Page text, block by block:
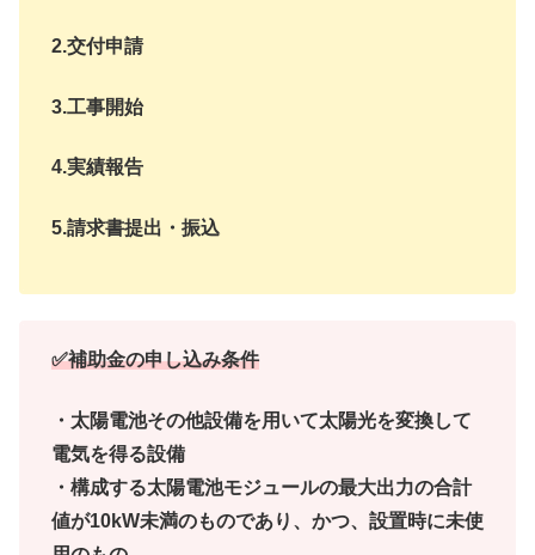
2.交付申請
3.工事開始
4.実績報告
5.請求書提出・振込
✅補助金の申し込み条件
・太陽電池その他設備を用いて太陽光を変換して
電気を得る設備
・構成する太陽電池モジュールの最大出力の合計
値が10kW未満のものであり、かつ、設置時に未使